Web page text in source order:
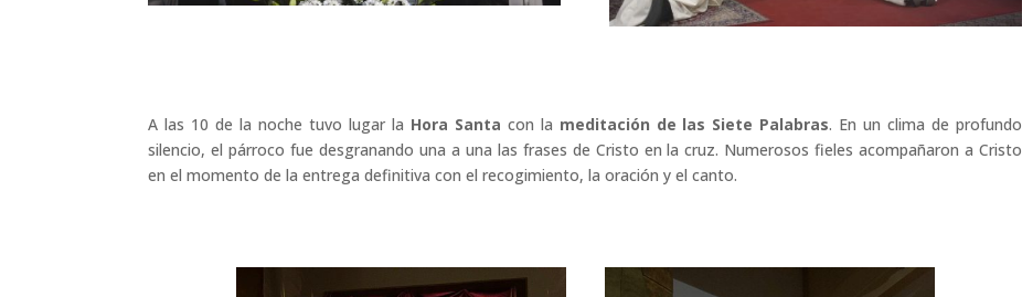
A las 10 de la noche tuvo lugar la Hora Santa con la meditación de las Siete Palabras. En un clima de profundo
silencio, el párroco fue desgranando una a una las frases de Cristo en la cruz. Numerosos fieles acompañaron a Cristo
en el momento de la entrega definitiva con el recogimiento, la oración y el canto.